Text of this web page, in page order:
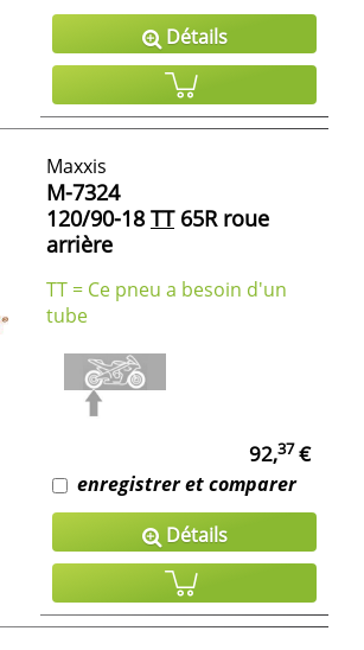
Détails
Maxxis
M-7324
120/90-18 TT65R roue
arrière
TT = Ce pneu a besoin d'un
tube
92,37€
enregistrer et comparer
Détails